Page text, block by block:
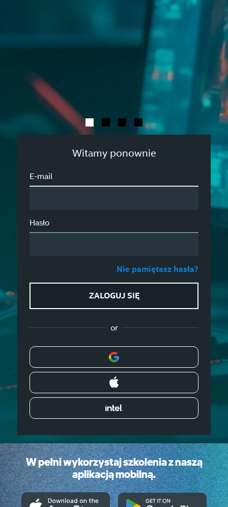
Witamy ponownie
E-mail
Hasło
Nie pamiętasz hasła?
ZALOGUJ SIĘ
or
W pełni wykorzystaj szkolenia z naszą
aplikacją mobilną.